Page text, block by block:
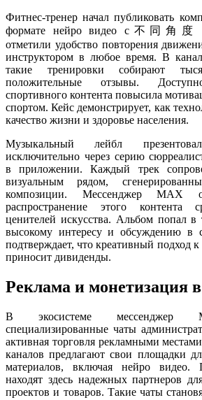
Фитнес-тренер начал публиковать
формате нейро видео с不同角度
отметили удобство повторения
инструктором в любое время. В
такие тренировки собирают
положительные отзывы.
спортивного контента повысила
спортом. Кейс демонстрирует, как
качество жизни и здоровье населения.
Музыкальный лейбл
исключительно через серию
в приложении. Каждый трек
визуальным рядом,
композиции. Мессенджер MAX
распространение этого
ценителей искусства. Альбом попал в
высокому интересу и обсуждению в
подтверждает, что креативный подход
приносит дивиденды.
Реклама и монетизация
В экосистеме мессенджер
специализированные чаты
активная торговля рекламными
каналов предлагают свои площадки
материалов, включая нейро видео.
находят здесь надежных партнеров
проектов и товаров. Такие чаты